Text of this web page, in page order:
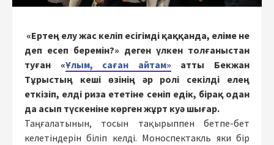
«Ертең елу жас келіп есігімді қаққанда, еліме не
деп есеп беремін?» деген үлкен толғаныстан
туған «Ұлым, саған айтам»
атты Бекжан
Тұрыстың кеші өзінің әр ролі секілді елең
еткізіп, елді риза ететіне сеніп едік, бірақ одан
да асып түскеніне көрген жұрт куә шығар.
Таңғалатынын, тосын тақырыппен бетпе-бет
келетіндерін біліп келді. Моноспектакль яки бір